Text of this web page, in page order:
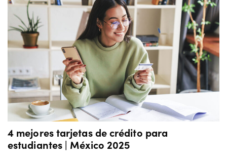
4 mejores tarjetas de crédito para
estudiantes | México 2025